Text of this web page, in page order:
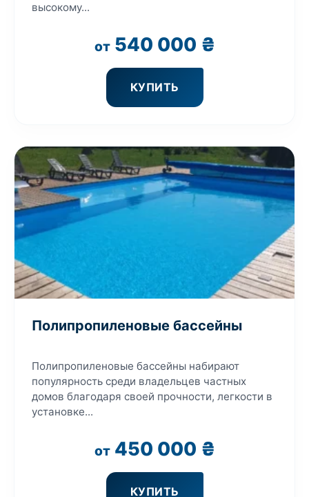
высокому...
от 540 000 ₴
КУПИТЬ
Полипропиленовые бассейны
Полипропиленовые бассейны набирают
популярность среди владельцев частных
домов благодаря своей прочности, легкости в
установке...
от 450 000 ₴
КУПИТЬ